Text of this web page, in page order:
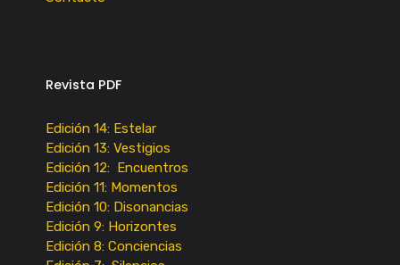
Revista PDF
Edición 14: Estelar
Edición 13: Vestigios
Edición 12: Encuentros
Edición 11: Momentos
Edición 10: Disonancias
Edición 9: Horizontes
Edición 8: Conciencias